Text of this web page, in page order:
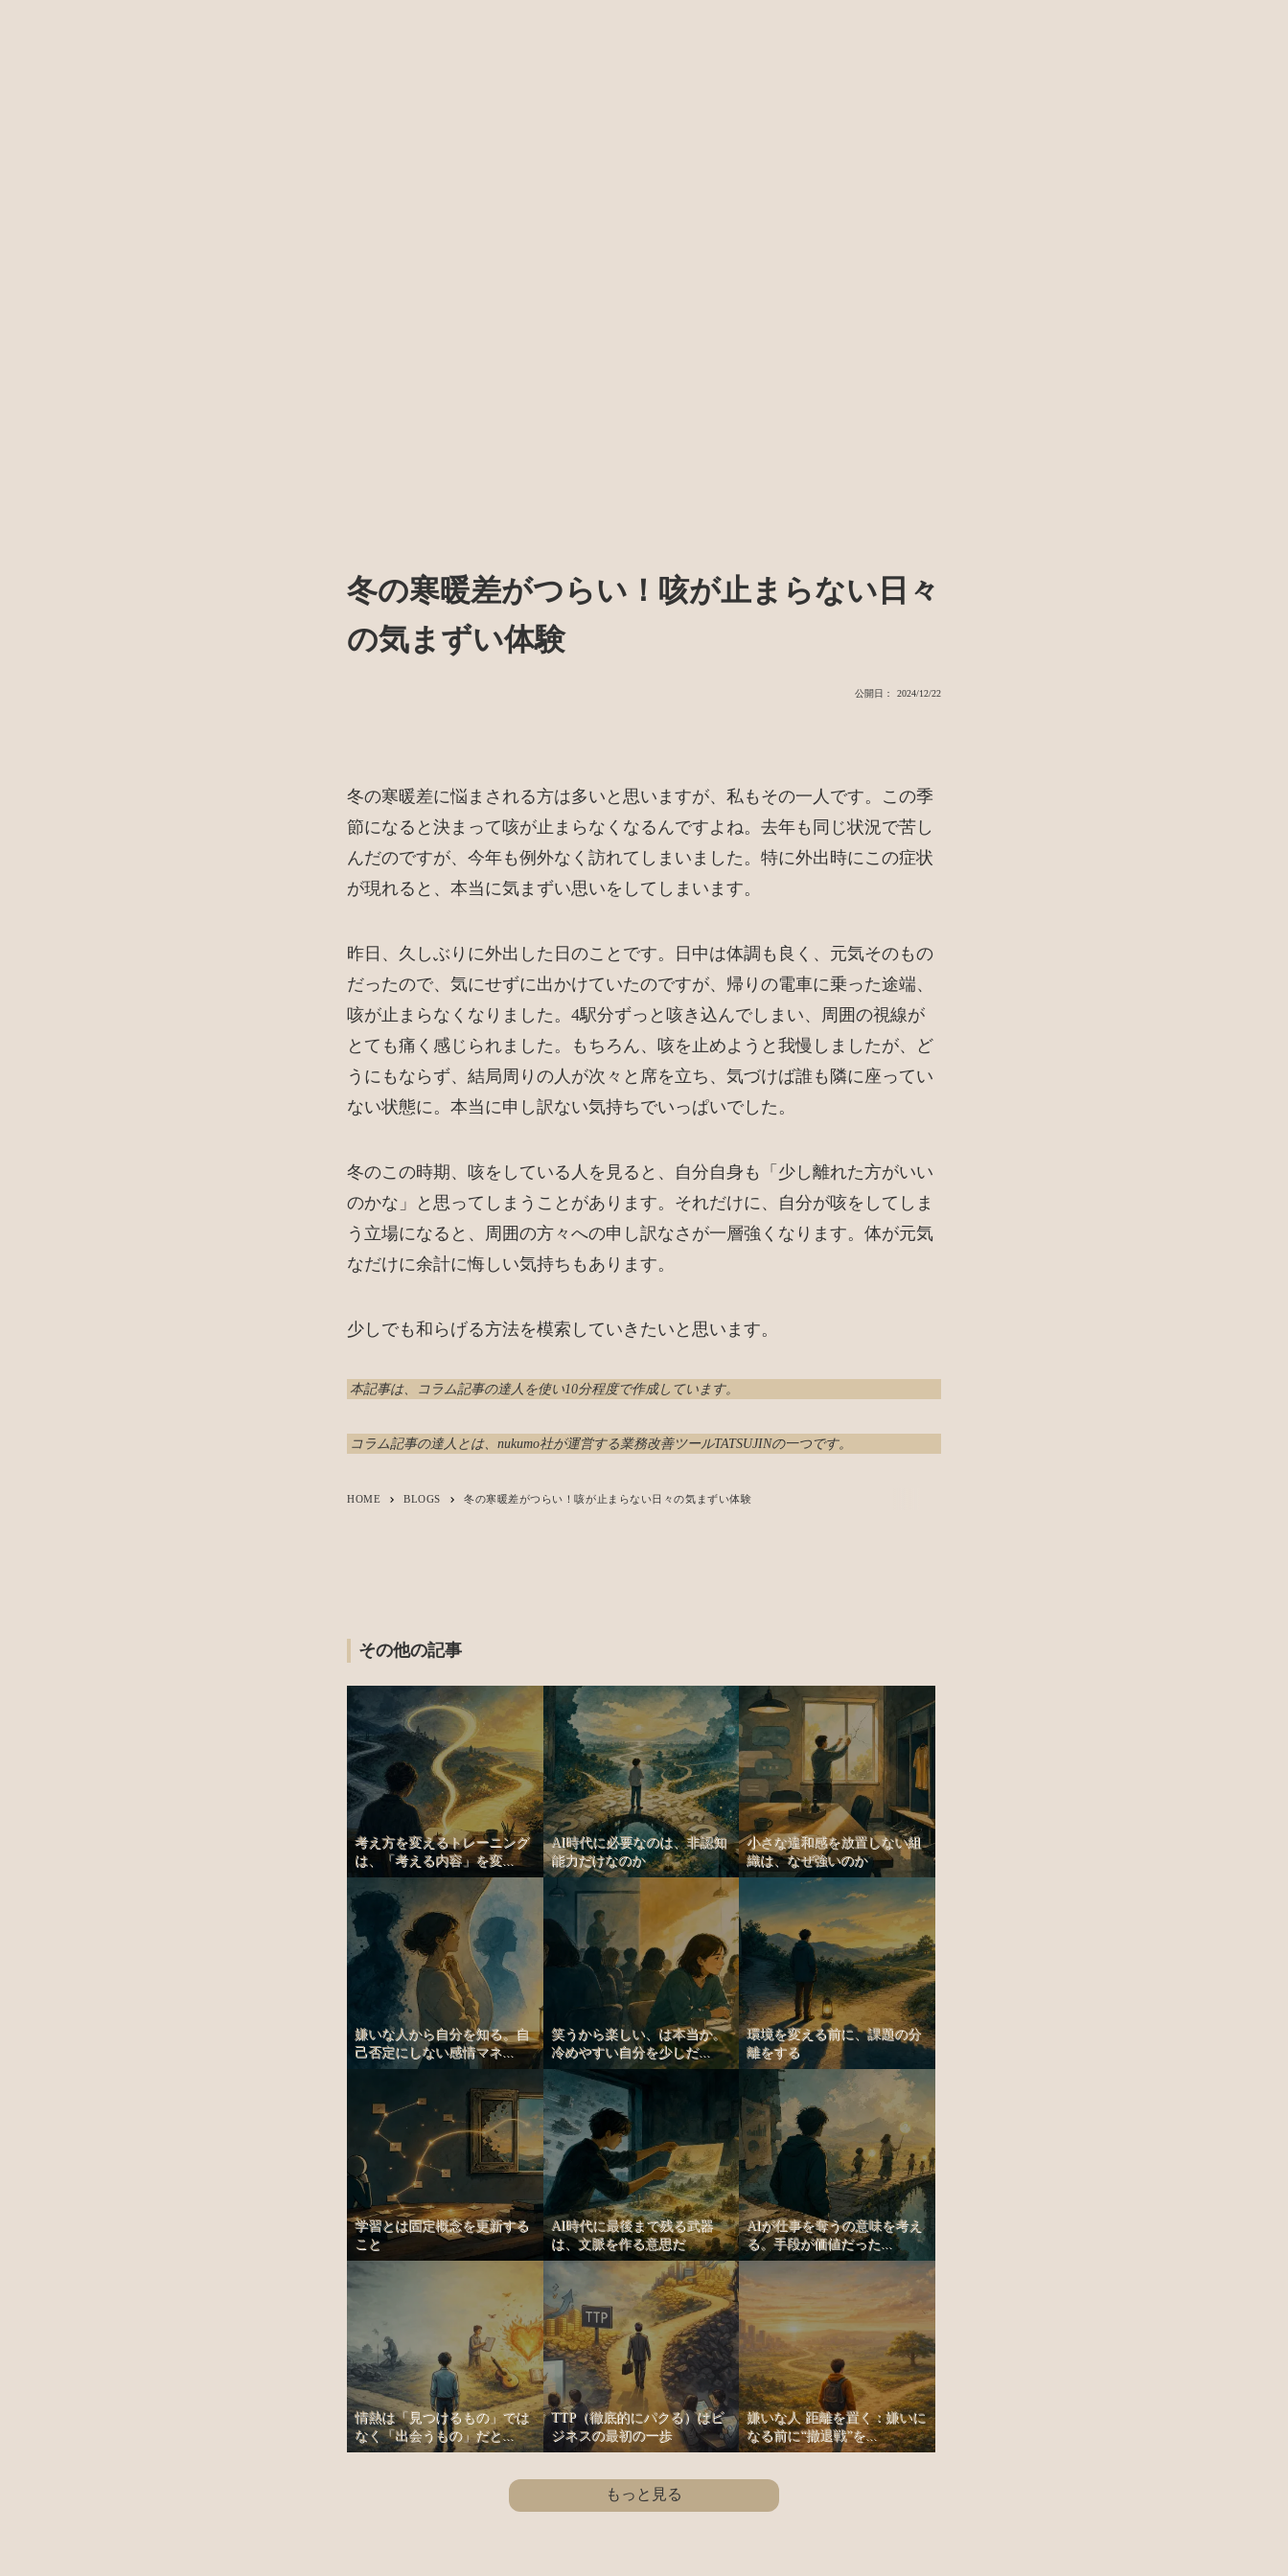
冬の寒暖差がつらい！咳が止まらない日々
の気まずい体験
公開日： 2024/12/22
冬の寒暖差に悩まされる方は多いと思いますが、私もその一人です。この季
節になると決まって咳が止まらなくなるんですよね。去年も同じ状況で苦し
んだのですが、今年も例外なく訪れてしまいました。特に外出時にこの症状
が現れると、本当に気まずい思いをしてしまいます。
昨日、久しぶりに外出した日のことです。日中は体調も良く、元気そのもの
だったので、気にせずに出かけていたのですが、帰りの電車に乗った途端、
咳が止まらなくなりました。4駅分ずっと咳き込んでしまい、周囲の視線が
とても痛く感じられました。もちろん、咳を止めようと我慢しましたが、ど
うにもならず、結局周りの人が次々と席を立ち、気づけば誰も隣に座ってい
ない状態に。本当に申し訳ない気持ちでいっぱいでした。
冬のこの時期、咳をしている人を見ると、自分自身も「少し離れた方がいい
のかな」と思ってしまうことがあります。それだけに、自分が咳をしてしま
う立場になると、周囲の方々への申し訳なさが一層強くなります。体が元気
なだけに余計に悔しい気持ちもあります。
少しでも和らげる方法を模索していきたいと思います。
本記事は、 コラム記事の達人 を使い10分程度で作成しています。
コラム記事の達人とは、nukumo社が運営する業務改善ツールTATSUJINの一つです。
HOME keyboard_arrow_right BLOGS keyboard_arrow_right 冬の寒暖差がつらい！咳が止まらない日々の気まずい体験
その他の記事
考え方を変えるトレーニング
は、「考える内容」を変...
AI時代に必要なのは、非認知
能力だけなのか
小さな違和感を放置しない組
織は、なぜ強いのか
嫌いな人から自分を知る。自
己否定にしない感情マネ...
笑うから楽しい、は本当か。
冷めやすい自分を少しだ...
環境を変える前に、課題の分
離をする
学習とは固定概念を更新する
こと
AI時代に最後まで残る武器
は、文脈を作る意思だ
AIが仕事を奪うの意味を考え
る。手段が価値だった...
情熱は「見つけるもの」では
なく「出会うもの」だと...
TTP（徹底的にパクる）はビ
ジネスの最初の一歩
嫌いな人 距離を置く：嫌いに
なる前に“撤退戦”を...
もっと見る